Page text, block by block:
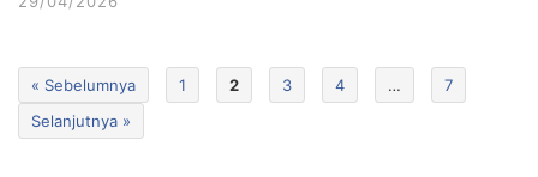
« Sebelumnya 1 2 3 4 …
7
Selanjutnya »